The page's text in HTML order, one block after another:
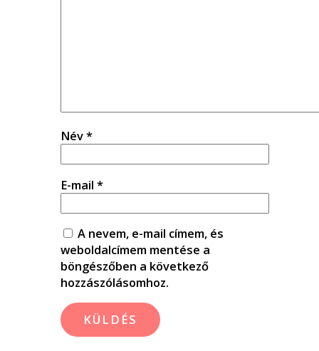
Név*
E-mail *
A nevem, e-mail címem, és
weboldalcímem mentése a
böngészőben a következő
hozzászólásomhoz.